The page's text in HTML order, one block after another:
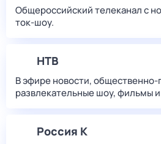
Общероссийский телеканал с
ток-шоу.
НТВ
В эфире новости, общественно-
развлекательные шоу, фильмы
Россия К